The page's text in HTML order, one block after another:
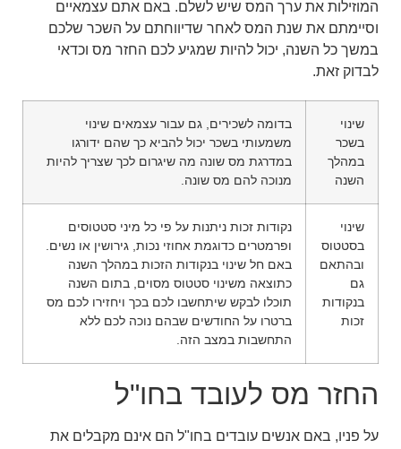
המוזילות את ערך המס שיש לשלם. באם אתם עצמאיים
וסיימתם את שנת המס לאחר שדיווחתם על השכר שלכם
במשך כל השנה, יכול להיות שמגיע לכם החזר מס וכדאי
לבדוק זאת.
שינוי
בשכר
במהלך
השנה
בדומה לשכירים, גם עבור עצמאים שינוי
משמעותי בשכר יכול להביא כך שהם ידורגו
במדרגת מס שונה מה שיגרום לכך שצריך להיות
מנוכה להם מס שונה.
שינוי
בסטטוס
ובהתאם
גם
בנקודות
זכות
נקודות זכות ניתנות על פי כל מיני סטטוסים
ופרמטרים כדוגמת אחוזי נכות, גירושין או נשים.
באם חל שינוי בנקודות הזכות במהלך השנה
כתוצאה משינוי סטטוס מסוים, בתום השנה
תוכלו לבקש שיתחשבו לכם בכך ויחזירו לכם מס
ברטרו על החודשים שבהם נוכה לכם ללא
התחשבות במצב הזה.
החזר מס לעובד בחו"ל
על פניו, באם אנשים עובדים בחו"ל הם אינם מקבלים את